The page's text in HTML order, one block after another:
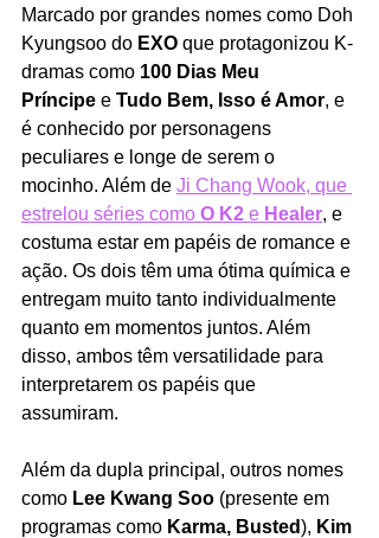
Marcado por grandes nomes como Doh
Kyungsoo do EXO que protagonizou K-
dramas como 100 Dias Meu
Príncipe e Tudo Bem, Isso é Amor, e
é conhecido por personagens
peculiares e longe de serem o
mocinho. Além de Ji Chang Wook, que
estrelou séries como O K2 e Healer, e
costuma estar em papéis de romance e
ação. Os dois têm uma ótima química e
entregam muito tanto individualmente
quanto em momentos juntos. Além
disso, ambos têm versatilidade para
interpretarem os papéis que
assumiram.
Além da dupla principal, outros nomes
como Lee Kwang Soo (presente em
programas como Karma, Busted), Kim